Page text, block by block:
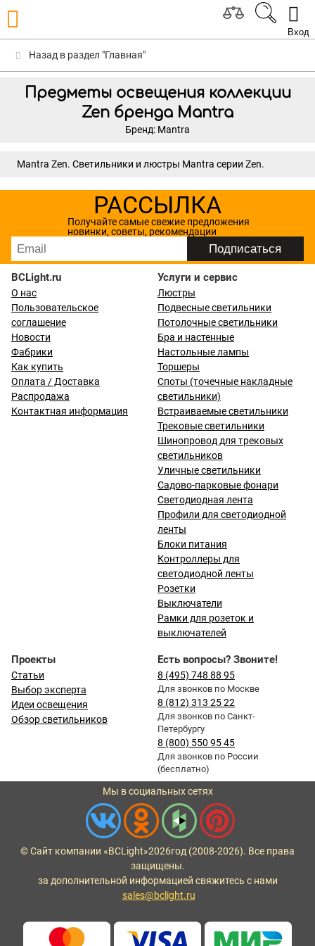
Вход
Назад в раздел "Главная"
Предметы освещения коллекции
Zen бренда Mantra
Бренд: Mantra
Mantra Zen. Светильники и люстры Mantra серии Zen.
РАССЫЛКА
Получайте самые свежие предложения
новинки, советы, рекомендации
BCLight.ru
О нас
Пользовательское
соглашение
Новости
Фабрики
Как купить
Оплата / Доставка
Распродажа
Контактная информация
Услуги и сервис
Люстры
Подвесные светильники
Потолочные светильники
Бра и настенные
Настольные лампы
Торшеры
Споты (точечные накладные
светильники)
Встраиваемые светильники
Трековые светильники
Шинопровод для трековых
светильников
Уличные светильники
Садово-парковые фонари
Светодиодная лента
Профили для светодиодной
ленты
Блоки питания
Контроллеры для
светодиодной ленты
Розетки
Выключатели
Рамки для розеток и
выключателей
Проекты
Статьи
Выбор эксперта
Идеи освещения
Обзор светильников
Есть вопросы? Звоните!
8 (495) 748 88 95
Для звонков по Москве
8 (812) 313 25 22
Для звонков по Санкт-
Петербургу
8 (800) 550 95 45
Для звонков по России
(бесплатно)
Мы в социальных сетях
© Сайт компании «BCLight»2026год (2008-2026). Все права
защищены.
за дополнительной информацией свяжитесь с нами
sales@bclight.ru